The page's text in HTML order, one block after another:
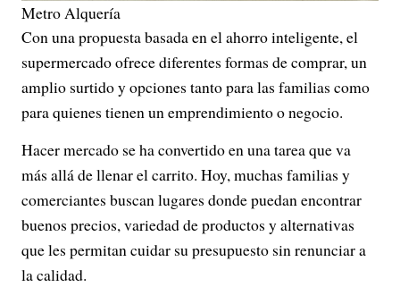
Metro Alquería
Con una propuesta basada en el ahorro inteligente, el
supermercado ofrece diferentes formas de comprar, un
amplio surtido y opciones tanto para las familias como
para quienes tienen un emprendimiento o negocio.
Hacer mercado se ha convertido en una tarea que va
más allá de llenar el carrito. Hoy, muchas familias y
comerciantes buscan lugares donde puedan encontrar
buenos precios, variedad de productos y alternativas
que les permitan cuidar su presupuesto sin renunciar a
la calidad.